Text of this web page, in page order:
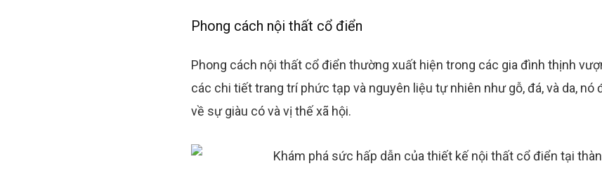
Phong cách nội thất cổ điển
Phong cách nội thất cổ điển thường xuất hiện trong các gia đình thịnh
các chi tiết trang trí phức tạp và nguyên liệu tự nhiên như gỗ, đá, và da,
về sự giàu có và vị thế xã hội.